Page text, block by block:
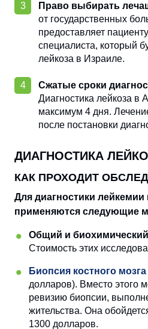
Право выбирать
от государственных
предоставляет
специалиста, который
лейкоза в Израиле.
Сжатые сроки
Диагностика лейкоза в
максимум 4 дня.
после постановки
ДИАГНОСТИКА
КАК ПРОХОДИТ
Для диагностики лейкемии
применяются следующие
Общий и
Стоимость этих
Биопсия костного мозга
долларов). Вместо этого
ревизию биопсии,
жительства. Она
1300 долларов.